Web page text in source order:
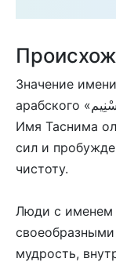
Значение
арабского «تَسْنِيم» и обозначает «родник вода».
Имя Таснима
сил и
чистоту.
Люди с именем
мудрость,